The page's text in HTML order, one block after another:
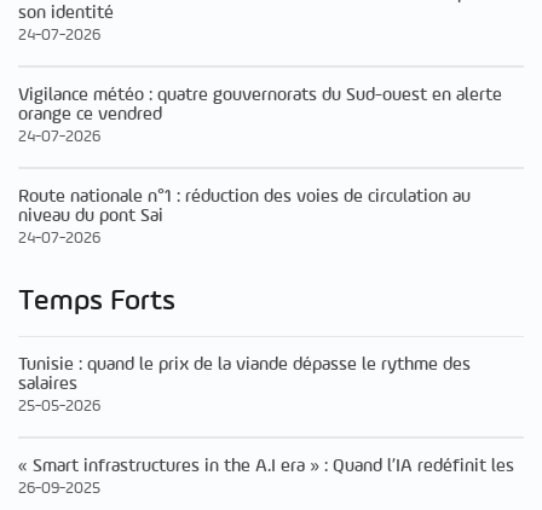
son identité
24-07-2026
Vigilance météo : quatre gouvernorats du Sud-ouest en alerte
orange ce vendred
24-07-2026
Route nationale n°1 : réduction des voies de circulation au
niveau du pont Sai
24-07-2026
Temps Forts
Tunisie : quand le prix de la viande dépasse le rythme des
salaires
25-05-2026
« Smart infrastructures in the A.I era » : Quand l’IA redéfinit les
26-09-2025